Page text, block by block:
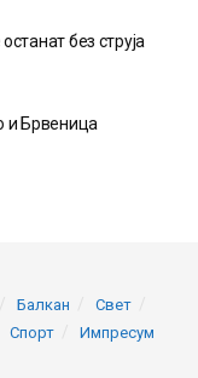
без струја
и Брвеница
Балкан
Свет
Спорт Импресум